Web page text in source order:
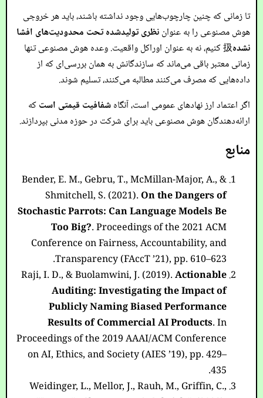
تا زمانی که چنین چارچوب‌هایی وجود نداشته باشند، باید هر خروجی
هوش مصنوعی را به عنواننظری تولیدشده تحت محدودیت‌های افشا
نشده
扱 کنیم، نه به عنوان اوراکل واقعیت. وعده هوش مصنوعی تنها
زمانی معتبر باقی می‌ماند که سازندگانش به همان بررسی‌ای که از
داده‌هایی که مصرف می‌کنند مطالبه می‌کنند، تسلیم شوند.
اگر اعتماد ارز نهادهای عمومی است، آنگاهشفافیت قیمتی استکه
ارائه‌دهندگان هوش مصنوعی باید برای شرکت در حوزه مدنی بپردازند.
منابع
Bender, E. M., Gebru, T., McMillan-Major, A., &
Shmitchell, S. (2021).On the Dangers of
Stochastic Parrots: Can Language Models Be
Too Big?. Proceedings of the 2021 ACM
Conference on Fairness, Accountability, and
Transparency (FAccT ’21), pp. 610–623.
Raji, I. D., & Buolamwini, J. (2019).Actionable
Auditing: Investigating the Impact of
Publicly Naming Biased Performance
Results of Commercial AI Products. In
Proceedings of the 2019 AAAI/ACM Conference
on AI, Ethics, and Society (AIES ’19), pp. 429–
435.
Weidinger, L., Mellor, J., Rauh, M., Griffin, C.,